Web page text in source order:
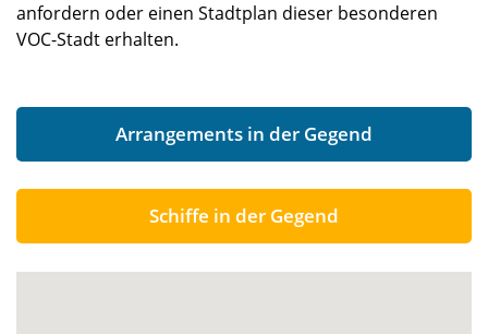
anfordern oder einen Stadtplan dieser besonderen
VOC-Stadt erhalten.
Arrangements in der Gegend
Schiffe in der Gegend